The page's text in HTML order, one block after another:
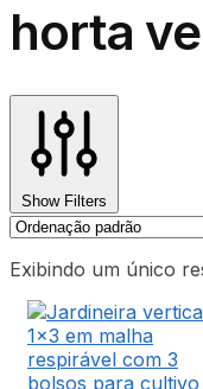
horta
Show Filters
Exibindo um único